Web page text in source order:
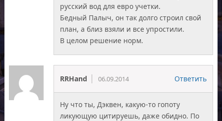
русский вод для евро учетки.
Бедный Палыч, он так долго строил свой
план, а близ взяли и все упростили.
В целом решение норм.
RRHand 06.09.2014 Ответить
Ну что ты, Дэквен, какую-то гопоту
ликующую цитируешь, даже обидно. По